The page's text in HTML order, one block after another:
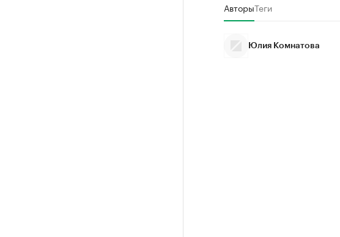
АвторыТеги
Юлия Комнатова